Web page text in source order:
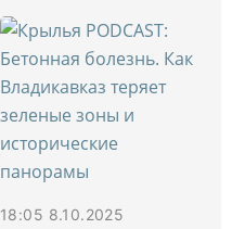
18:05 8.10.2025